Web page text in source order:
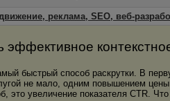
реклама, SEO, веб-
эффективное
быстрый способ раскрутки. В
не мало, одним повышением
это увеличение показателя CTR.